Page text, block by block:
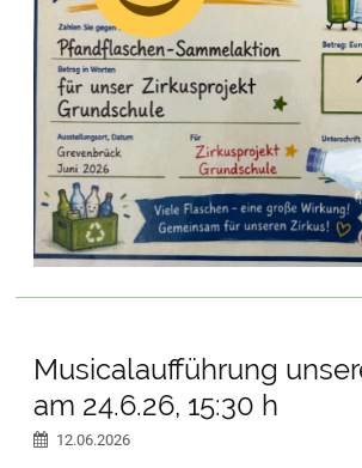
Musicalaufführung
am 24.6.26, 15:30 h
12.06.2026